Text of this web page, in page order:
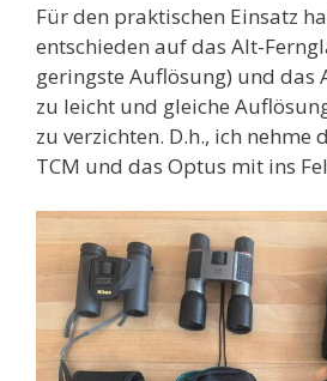
Für den praktischen Einsatz
entschieden auf das Alt-
geringste Auflösung) und das
zu leicht und gleiche
zu verzichten. D.h., ich nehme
TCM und das Optus mit ins